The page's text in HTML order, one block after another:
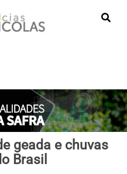
geada e chuvas
Brasil